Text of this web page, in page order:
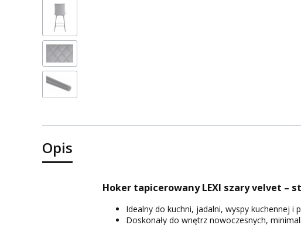
Opis
Hoker tapicerowany LEXI szary velvet
Idealny do kuchni, jadalni, wyspy kuchennej i
Doskonały do wnętrz nowoczesnych,